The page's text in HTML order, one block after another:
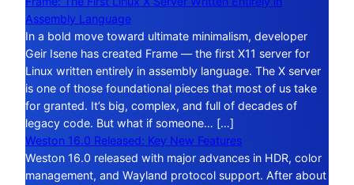
Assembly Language
In a bold move toward ultimate minimalism, developer
Geir Isene has created Frame — the first X11 server for
Linux written entirely in assembly language. The X server
is one of those foundational pieces that most of us take
for granted. It’s big, complex, and full of decades of
legacy code. But what if someone… […]
Weston 16.0 Released: Key New Features
Weston 16.0 released with major advances in HDR, color
management, and Wayland protocol support. After about